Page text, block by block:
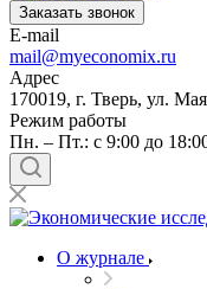
Заказать звонок
E-mail
mail@myeconomix.ru
Адрес
170019, г. Тверь, ул.
Режим работы
Пн. – Пт.: с 9:00 до
О журнале